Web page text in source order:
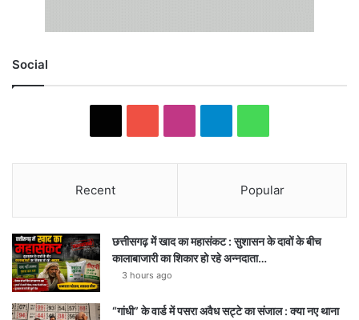
Social
Recent Popular
छत्तीसगढ़ में खाद का महासंकट : सुशासन के दावों के बीच
कालाबाजारी का शिकार हो रहे अन्नदाता…
3 hours ago
“गांधी” के वार्ड में पसरा अवैध सट्टे का संजाल : क्या नए थाना